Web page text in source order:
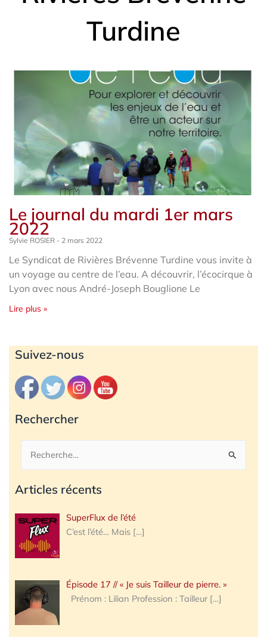
Turdine
Le journal du mardi 1er mars
2022
Sylvie ROSIER 2 mars 2022
Le Syndicat de Rivières Brévenne Turdine vous invite à
un voyage au centre de l’eau. A découvrir, l’écocirque à
Lyon avec nous André-Joseph Bouglione Le
Lire plus »
Suivez-nous
Rechercher
Rechercher :
Articles récents
SuperFlux de l’été
C’est l’été… Mais […]
Épisode 17 // « Je suis Tailleur de pierre. »
Prénom : Lilian Profession : Tailleur […]
Archives